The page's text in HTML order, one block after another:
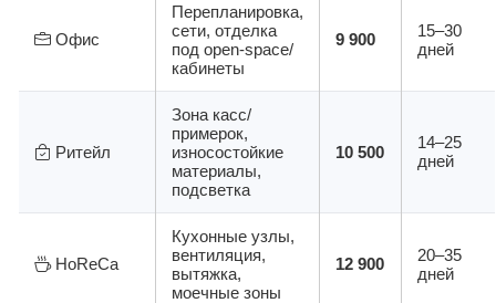
Офис
Перепланировка,
сети, отделка
под open-space/
кабинеты
9 900
15–30
дней
Ритейл
Зона касс/
примерок,
износостойкие
материалы,
подсветка
10 500
14–25
дней
HoReCa
Кухонные узлы,
вентиляция,
вытяжка,
моечные зоны
12 900
20–35
дней